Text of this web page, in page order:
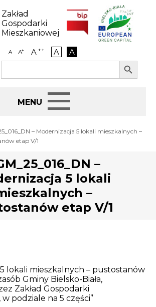
Zakład
Gospodarki
Mieszkaniowej
A A+ A++ A A
Search
Search Button
Jak załatwić sprawę
Najem i dzierżawa
Remonty budynków
– Modernizacja 5 lokali mieszkalnych –
etap V/1
–
5 lokali
–
etap V/1
lokali mieszkalnych – pustostanów
Gminy Bielsko-Biała,
Zakład Gospodarki
podziale na 5 części”